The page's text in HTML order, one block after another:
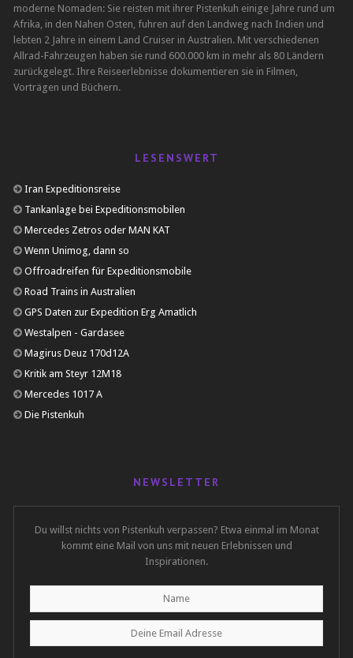
moderne Nomaden: Sie reisten mit ihrer Pistenkuh einige Jahre rund um
Afrika, in den Nahen Osten, fuhren auf den Landweg nach Indien und
lebten 2 Jahre in einem Land Cruiser in Australien. Mit verschiedenen
Allrad-Fahrzeugen haben sie rund 600.000 km in mehr als 80 Ländern
zurückgelegt. Ihre Reiseerlebnisse dokumentieren sie in Filmen,
Vorträgen und Büchern.
LESENSWERT
Iran Expeditionsreise
Tankanlage bei Expeditionsmobilen
Mercedes Zetros oder MAN KAT
Wenn Unimog, dann so
Offroadreifen für Expeditionsmobile
Road Trains in Australien
GPS Daten zur Expedition Erg Amatlich
Westalpen - Gardasee
Magirus Deuz 170d12A
Kritik am Steyr 12M18
Mercedes 1017 A
Die Pistenkuh
NEWSLETTER
Du willst nichts von Pistenkuh verpassen? Etwa einmal im Monat
kommt eine Mail von uns mit neuen Erlebnissen und
Inspirationen.